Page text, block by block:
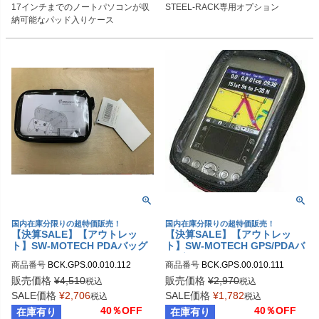
17インチまでのノートパソコンが収
納可能なパッド入りケース
STEEL-RACK専用オプション
国内在庫分限りの超特価販売！
【決算SALE】【アウトレッ
ト】SW-MOTECH PDAバッグ
商品番号 BCK.GPS.00.010.112
sw_BCK_GPS_00_010_112
販売価格 ¥4,510税込
SALE価格 ¥2,706税込
在庫有り 40％OFF
国内在庫分限りの超特価販売！
【決算SALE】【アウトレッ
ト】SW-MOTECH GPS/PDAバ
商品番号 BCK.GPS.00.010.111
sw_BCK_GPS_00_010_111
販売価格 ¥2,970税込
SALE価格 ¥1,782税込
在庫有り 40％OFF